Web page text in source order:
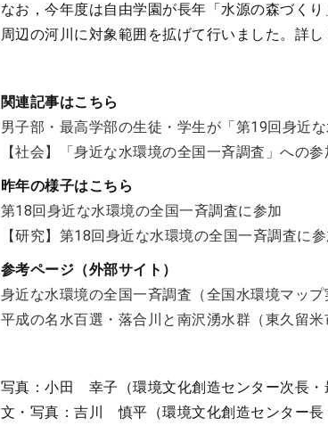
なお，今年度は自由学園が長年「水源の森づく
周辺の河川に対象範囲を拡げて行いました。詳し
関連記事はこちら
男子部・最高学部の生徒・学生が「第19回身近
【社会】「身近な水環境の全国一斉調査」への
昨年の様子はこちら
第18回身近な水環境の全国一斉調査に参加
【研究】第18回身近な水環境の全国一斉調査に
参考ページ（外部サイト）
身近な水環境の全国一斉調査（全国水環境マップ
平成の名水百選・落合川と南沢湧水群（東久留米
写真：小田 幸子（環境文化創造センター次長・
文・写真：吉川 慎平（環境文化創造センター長